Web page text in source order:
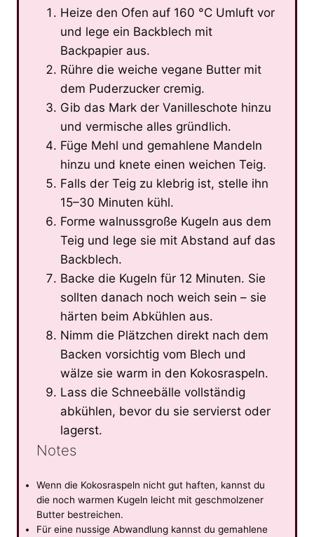
Heize den Ofen auf 160 °C Umluft vor
und lege ein Backblech mit
Backpapier aus.
Rühre die weiche vegane Butter mit
dem Puderzucker cremig.
Gib das Mark der Vanilleschote hinzu
und vermische alles gründlich.
Füge Mehl und gemahlene Mandeln
hinzu und knete einen weichen Teig.
Falls der Teig zu klebrig ist, stelle ihn
15–30 Minuten kühl.
Forme walnussgroße Kugeln aus dem
Teig und lege sie mit Abstand auf das
Backblech.
Backe die Kugeln für 12 Minuten. Sie
sollten danach noch weich sein – sie
härten beim Abkühlen aus.
Nimm die Plätzchen direkt nach dem
Backen vorsichtig vom Blech und
wälze sie warm in den Kokosraspeln.
Lass die Schneebälle vollständig
abkühlen, bevor du sie servierst oder
lagerst.
Notes
Wenn die Kokosraspeln nicht gut haften, kannst du
die noch warmen Kugeln leicht mit geschmolzener
Butter bestreichen.
Für eine nussige Abwandlung kannst du gemahlene